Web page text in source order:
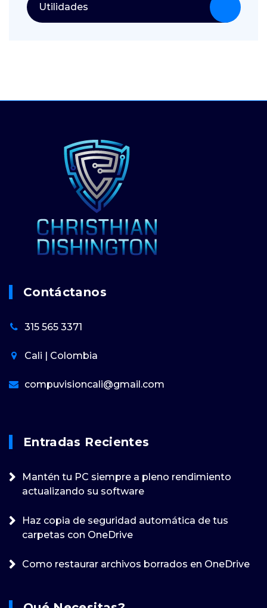
Utilidades
Contáctanos
315 565 3371
Cali | Colombia
compuvisioncali@gmail.com
Entradas Recientes
Mantén tu PC siempre a pleno rendimiento
actualizando su software
Haz copia de seguridad automática de tus
carpetas con OneDrive
Como restaurar archivos borrados en OneDrive